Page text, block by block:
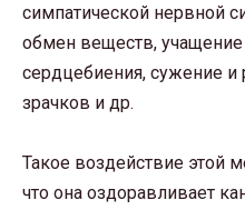
симпатической нервной
обмен веществ,
сердцебиения, сужение
зрачков и др.
Такое воздействие этой
что она оздоравливает